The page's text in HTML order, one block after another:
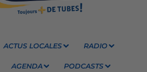
ACTUS LOCALES RADIO
AGENDA PODCASTS